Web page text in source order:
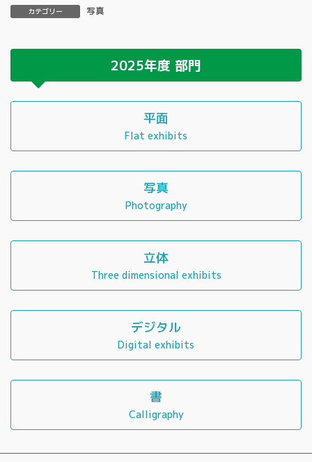
カテゴリー 写真
2025年度 部門
平面
Flat exhibits
写真
Photography
立体
Three dimensional exhibits
デジタル
Digital exhibits
書
Calligraphy